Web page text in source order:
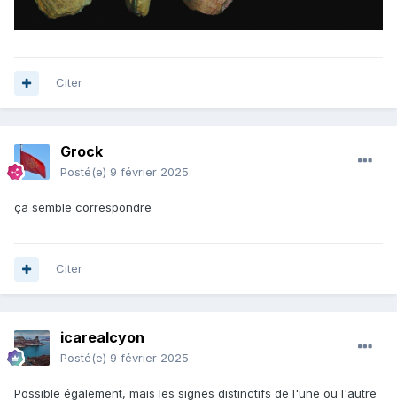
Citer
Grock
Posté(e) 9 février 2025
ça semble correspondre
Citer
icarealcyon
Posté(e) 9 février 2025
Possible également, mais les signes distinctifs de l'une ou l'autre